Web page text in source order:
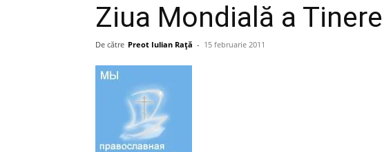
Ziua Mondială a
De către Preot Iulian Raţă - 15 februarie 2011